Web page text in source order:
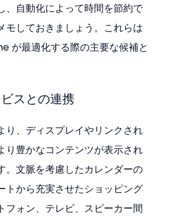
、自動化によって時間を節約で
モしておきましょう。これらは
が最適化する際の主要な候補と
スとの連携
り、ディスプレイやリンクされ
り豊かなコンテンツが表示され
。文脈を考慮したカレンダーの
トから充実させたショッピング
フォン、テレビ、スピーカー間